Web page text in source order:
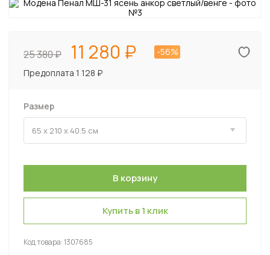
25 380 11 280
-56%
Предоплата 1 128 ₽
Размер
Купить в 1 клик
Код товара:1307685